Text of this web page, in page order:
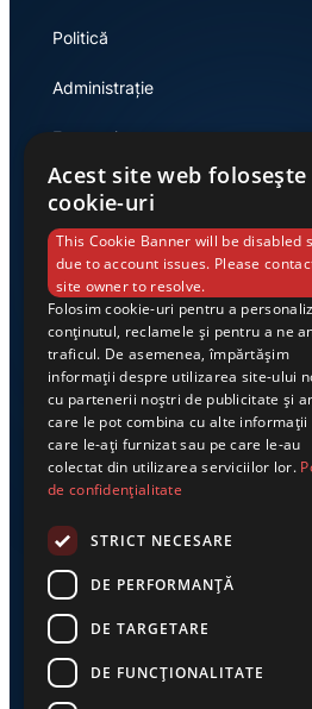
Politică
Administrație
Economie
Link-uri utile
Despre noi
Casa de editură Exclusiv
Acest site web folosește
cookie-uri
This Cookie Banner will be disabled
due to account issues. Please
site owner to resolve.
Folosim cookie-uri pentru a
conținutul, reclamele și pentru a ne
traficul. De asemenea, împărtășim
informații despre utilizarea site-ului
cu partenerii noștri de publicitate și
care le pot combina cu alte informații
care le-ați furnizat sau pe care le-au
colectat din utilizarea serviciilor lor.
de confidențialitate
STRICT NECESARE
DE PERFORMANȚĂ
DE TARGETARE
DE FUNCŢIONALITATE